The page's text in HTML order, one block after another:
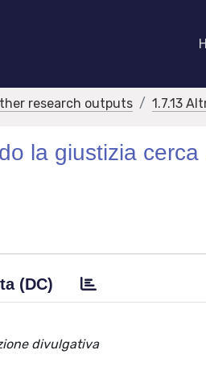
research outputs 1.7.13
la giustizia cerca
(DC)
divulgativa